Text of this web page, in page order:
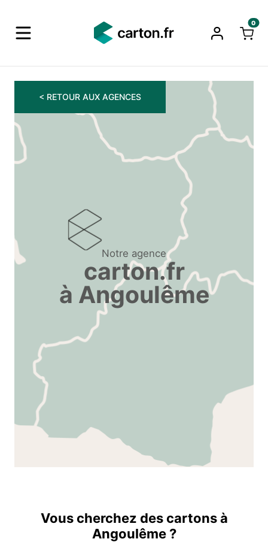
0
< RETOUR AUX AGENCES
Notre agence
carton.fr
à Angoulême
Vous cherchez des cartons à
Angoulême ?